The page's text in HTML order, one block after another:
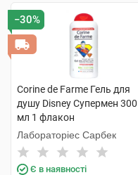
−30%
Corine de Farme Гель для
душу Disney Супермен 300
мл 1 флакон
Лабораторіес Сарбек
Є в наявності